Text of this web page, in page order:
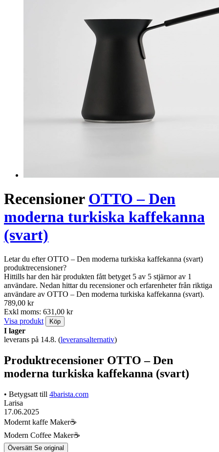
Recensioner OTTO – Den
moderna turkiska kaffekanna
(svart)
Letar du efter OTTO – Den moderna turkiska kaffekanna (svart)
produktrecensioner?
Hittills har den här produkten fått betyget 5 av 5 stjärnor av 1
användare. Nedan hittar du recensioner och erfarenheter från riktiga
användare av OTTO – Den moderna turkiska kaffekanna (svart).
789,00 kr
Exkl moms: 631,00 kr
Visa produkt
Köp
I lager
leverans på 14.8. (leveransalternativ)
Produktrecensioner OTTO – Den
moderna turkiska kaffekanna (svart)
• Betygsatt till 4barista.com
Larisa
17.06.2025
Modernt kaffe Maker☕️
Modern Coffee Maker☕️
Översätt Se original